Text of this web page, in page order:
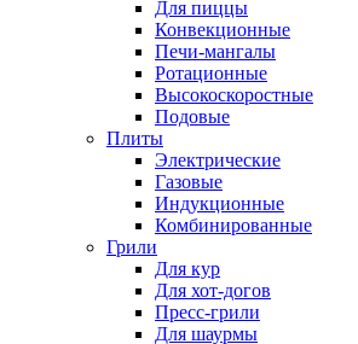
Для пиццы
Конвекционные
Печи-мангалы
Ротационные
Высокоскоростные
Подовые
Плиты
Электрические
Газовые
Индукционные
Комбинированные
Грили
Для кур
Для хот-догов
Пресс-грили
Для шаурмы